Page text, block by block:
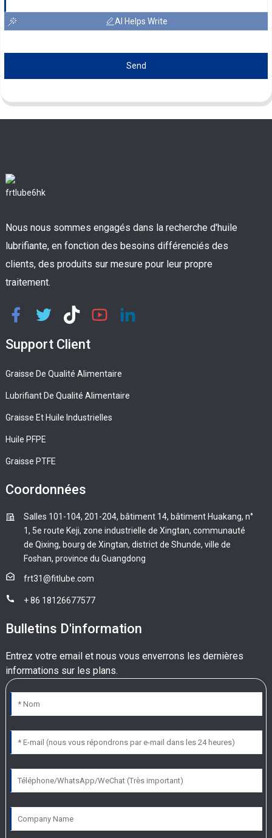
AI Helps Write
Send
Nous nous sommes engagés dans la recherche d'huile
lubrifiante, en fonction des besoins différenciés des
clients, des produits sur mesure pour leur propre
traitement.
Support Client
Graisse De Qualité Alimentaire
Lubrifiant De Qualité Alimentaire
Graisse Et Huile Industrielles
Huile PFPE
Graisse PTFE
Coordonnées
Salles 101-104, 201-204, bâtiment 14, bâtiment Huakang, n°
1, 5e route Keji, zone industrielle de Xingtan, communauté
de Qixing, bourg de Xingtan, district de Shunde, ville de
Foshan, province du Guangdong
frt31@fitlube.com
+ 86 18126677577
Bulletins D'information
Entrez votre email et nous vous enverrons les dernières
informations sur les plans.